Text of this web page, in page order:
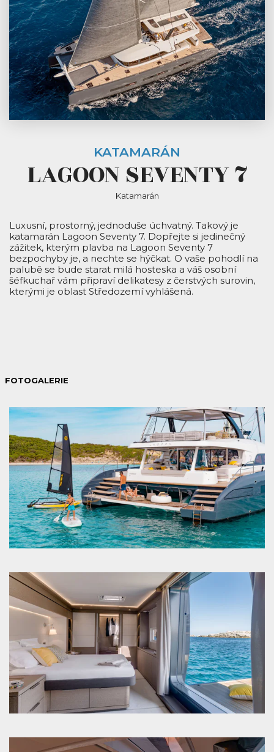
KATAMARÁN
LAGOON SEVENTY 7
Katamarán
Luxusní, prostorný, jednoduše úchvatný. Takový je
katamarán Lagoon Seventy 7. Dopřejte si jedinečný
zážitek, kterým plavba na Lagoon Seventy 7
bezpochyby je, a nechte se hýčkat. O vaše pohodlí na
palubě se bude starat milá hosteska a váš osobní
šéfkuchař vám připraví delikatesy z čerstvých surovin,
kterými je oblast Středozemí vyhlášená.
FOTOGALERIE